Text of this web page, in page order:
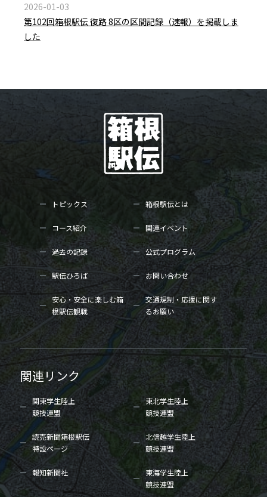
2026-01-03
第102回箱根駅伝 復路 8区の区間記録（速報）を掲載しま
した
トピックス 箱根駅伝とは
コース紹介 関連イベント
過去の記録 公式プログラム
駅伝ひろば お問い合わせ
安心・安全に楽しむ箱
根駅伝観戦
交通規制・応援に関す
るお願い
関連リンク
関東学生陸上
競技連盟
東北学生陸上
競技連盟
読売新聞箱根駅伝
特設ページ
北信越学生陸上
競技連盟
報知新聞社
東海学生陸上
競技連盟